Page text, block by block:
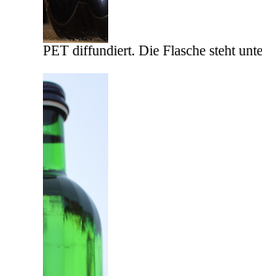
PET diffundiert. Die Flasche steht